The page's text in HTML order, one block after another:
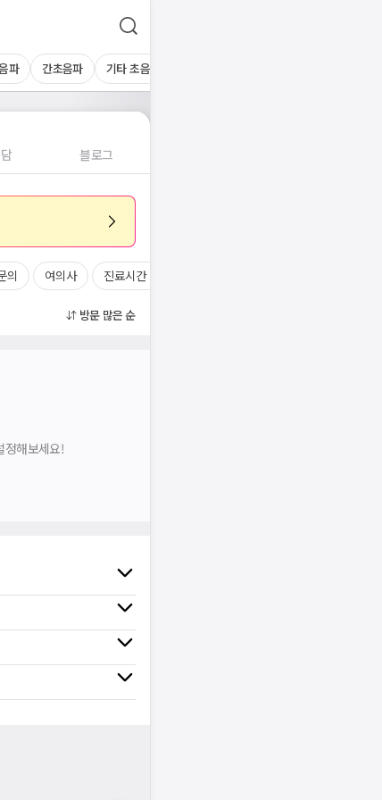
파 간초음파 기타 초음파
블로그
의 여의사 진료시간
방문 많은 순
정해보세요!